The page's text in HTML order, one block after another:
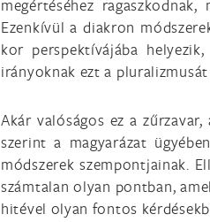
megértéséhez
Ezenkívül a diakron
kor perspektívájába
irányoknak ezt a
Akár valóságos ez a
szerint a magyarázat
módszerek szempontjainak.
számtalan olyan pontban,
hitével olyan fontos